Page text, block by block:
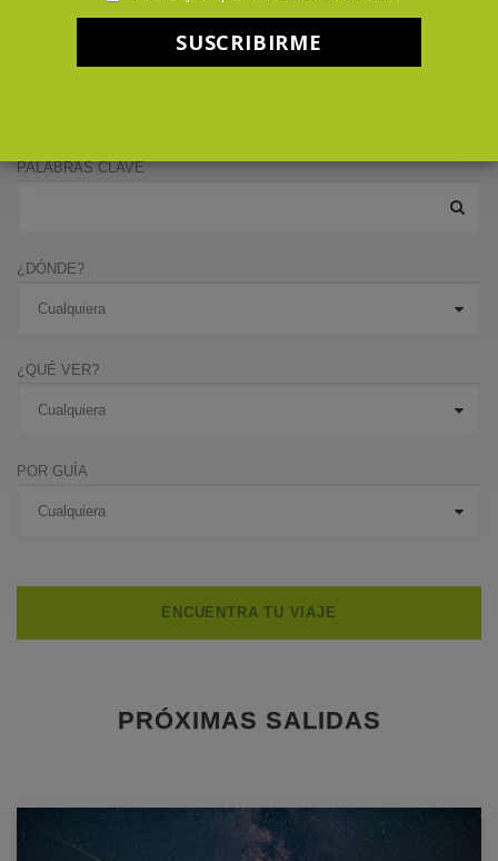
SABER MÁS
PALABRAS CLAVE
¿DÓNDE?
¿QUÉ VER?
POR GUÍA
PRÓXIMAS SALIDAS